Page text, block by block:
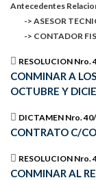
Antecedentes
-> ASESOR
-> CONTADOR
RESOLUCION Nro.
CONMINAR A
OCTUBRE Y
DICTAMEN Nro.
CONTRATO C/
RESOLUCION Nro.
CONMINAR AL